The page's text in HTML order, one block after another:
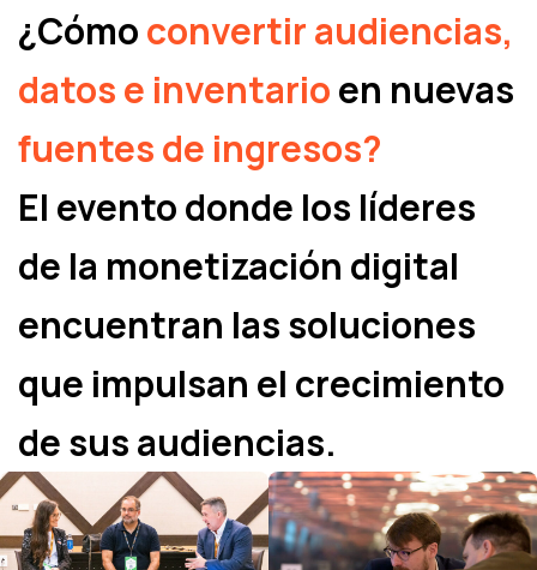
¿Cómoconvertir audiencias,
datos e inventarioen nuevas
fuentes de ingresos?
El evento donde los líderes
de la monetización digital
encuentran las soluciones
que impulsan el crecimiento
de sus audiencias.